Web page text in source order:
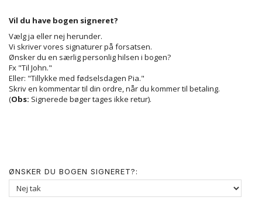
Vil du have bogen signeret?
Vælg ja eller nej herunder.
Vi skriver vores signaturer på forsatsen.
Ønsker du en særlig personlig hilsen i bogen?
Fx "Til John."
Eller: "Tillykke med fødselsdagen Pia."
Skriv en kommentar til din ordre, når du kommer til betaling.
(Obs: Signerede bøger tages ikke retur).
ØNSKER DU BOGEN SIGNERET?: